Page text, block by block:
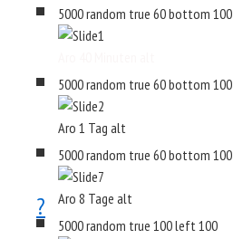
5000random true 60bottom 100
5000random true 60bottom 100
Aro 1 Tag alt
5000random true 60bottom 100
Aro 8 Tage alt
5000random true 100left100
?